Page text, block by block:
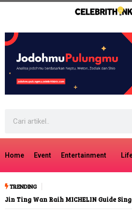
Home Event Entertainment
TRENDING
Jin Ting Wan Raih MICHELIN Guide